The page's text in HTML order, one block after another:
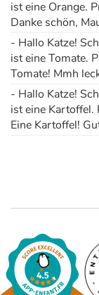
ist eine Orange.
Danke schön,
- Hallo Katze!
ist eine Tomate.
Tomate! Mmh
- Hallo Katze!
ist eine
Eine Kartoffel!